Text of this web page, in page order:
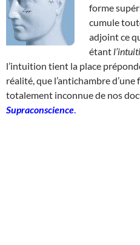
forme
cumule
adjoint ce
étant
l’intuition tient la place
réalité, que l’antichambre
totalement inconnue de nos
Supraconscience